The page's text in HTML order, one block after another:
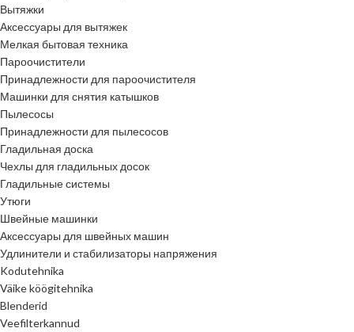
Вытяжки
Аксессуары для вытяжек
Мелкая бытовая техника
Пароочистители
Принадлежности для пароочистителя
Машинки для снятия катышков
Пылесосы
Принадлежности для пылесосов
Гладильная доска
Чехлы для гладильных досок
Гладильные системы
Утюги
Швейные машинки
Аксессуары для швейных машин
Удлинители и стабилизаторы напряжения
Kodutehnika
Väike köögitehnika
Blenderid
Veefilterkannud